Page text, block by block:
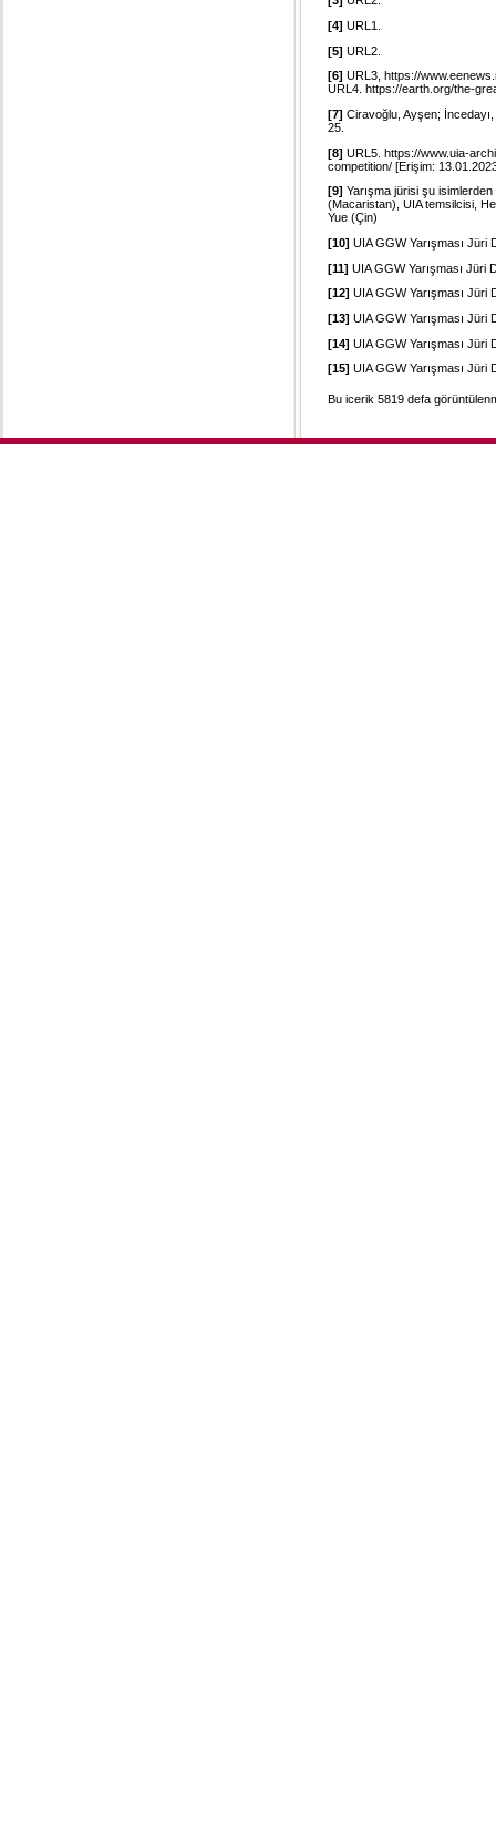
[4] URL1.
[5] URL2.
[6] URL3, https://
URL4. https://earth.org/the-
[7] Ciravoğlu, Ayşen;
25.
[8] URL5. https://www.uia-
competition/ [Erişim:
[9] Yarışma jürisi şu
(Macaristan), UIA temsilcisi,
Yue (Çin)
[10] UIA GGW Yarışması Jüri
[11] UIA GGW Yarışması Jüri
[12] UIA GGW Yarışması Jüri
[13] UIA GGW Yarışması Jüri
[14] UIA GGW Yarışması Jüri
[15] UIA GGW Yarışması Jüri
Bu icerik 5819 defa